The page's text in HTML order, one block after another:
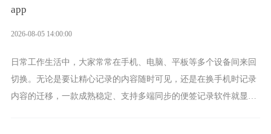
app
2026-08-05 14:00:00
日常工作生活中，大家常常在手机、电脑、平板等多个设备间来回
切换。无论是要让精心记录的内容随时可见，还是在换手机时记录
内容的迁移，一款成熟稳定、支持多端同步的便签记录软件就显得